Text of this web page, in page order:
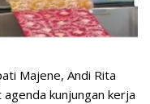
Majene, Andi Rita
kunjungan kerja